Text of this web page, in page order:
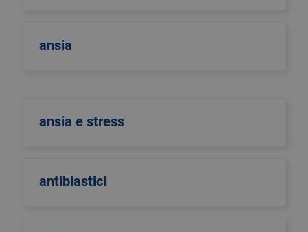
ansia
ansia e stress
antiblastici